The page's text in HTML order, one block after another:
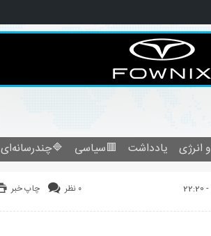
انرژی یادداشت 🟥سیاسی 🔷چندرسانه‌ای
چاپ خبر ۰ نظر